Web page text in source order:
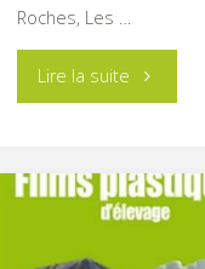
Roches, Les …
Lire la suite"Le
arrive